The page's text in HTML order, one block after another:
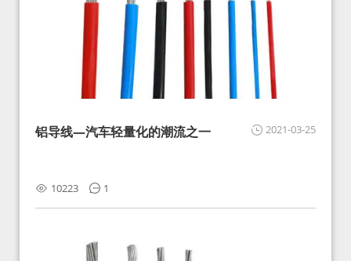
2021-03-25
铝导线—汽车轻量化的潮流之一
10223 1